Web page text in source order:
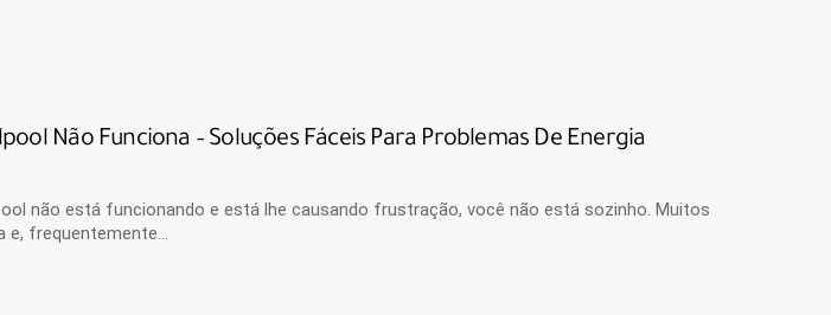
Não Funciona – Soluções Fáceis Para Problemas De Energia
não está funcionando e está lhe causando frustração, você não está sozinho. Muitos
e, frequentemente…